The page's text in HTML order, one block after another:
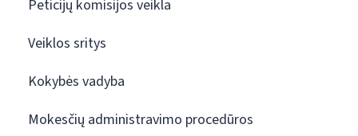
Peticijų komisijos veikla
Veiklos sritys
Kokybės vadyba
Mokesčių administravimo procedūros